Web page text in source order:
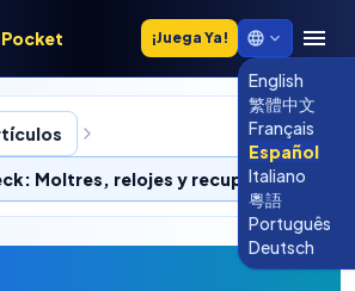
Pocket ¡Juega Ya!
English
繁體中文
Français
Español
Italiano
粵語
Português
Deutsch
Moltres, relojes y recuperación
ex deck: Moltres,